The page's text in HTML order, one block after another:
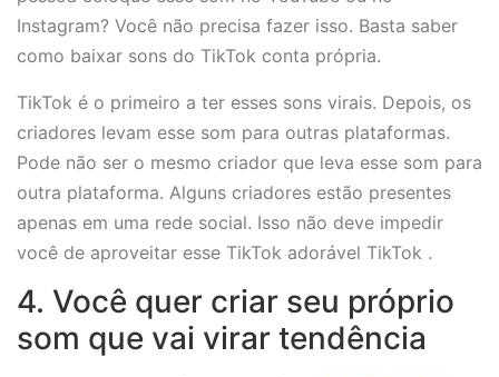
Instagram? Você não precisa fazer isso. Basta saber
como baixar sons do TikTok conta própria.
TikTok é o primeiro a ter esses sons virais. Depois, os
criadores levam esse som para outras plataformas.
Pode não ser o mesmo criador que leva esse som para
outra plataforma. Alguns criadores estão presentes
apenas em uma rede social. Isso não deve impedir
você de aproveitar esse TikTok adorável TikTok .
4. Você quer criar seu próprio
som que vai virar tendência